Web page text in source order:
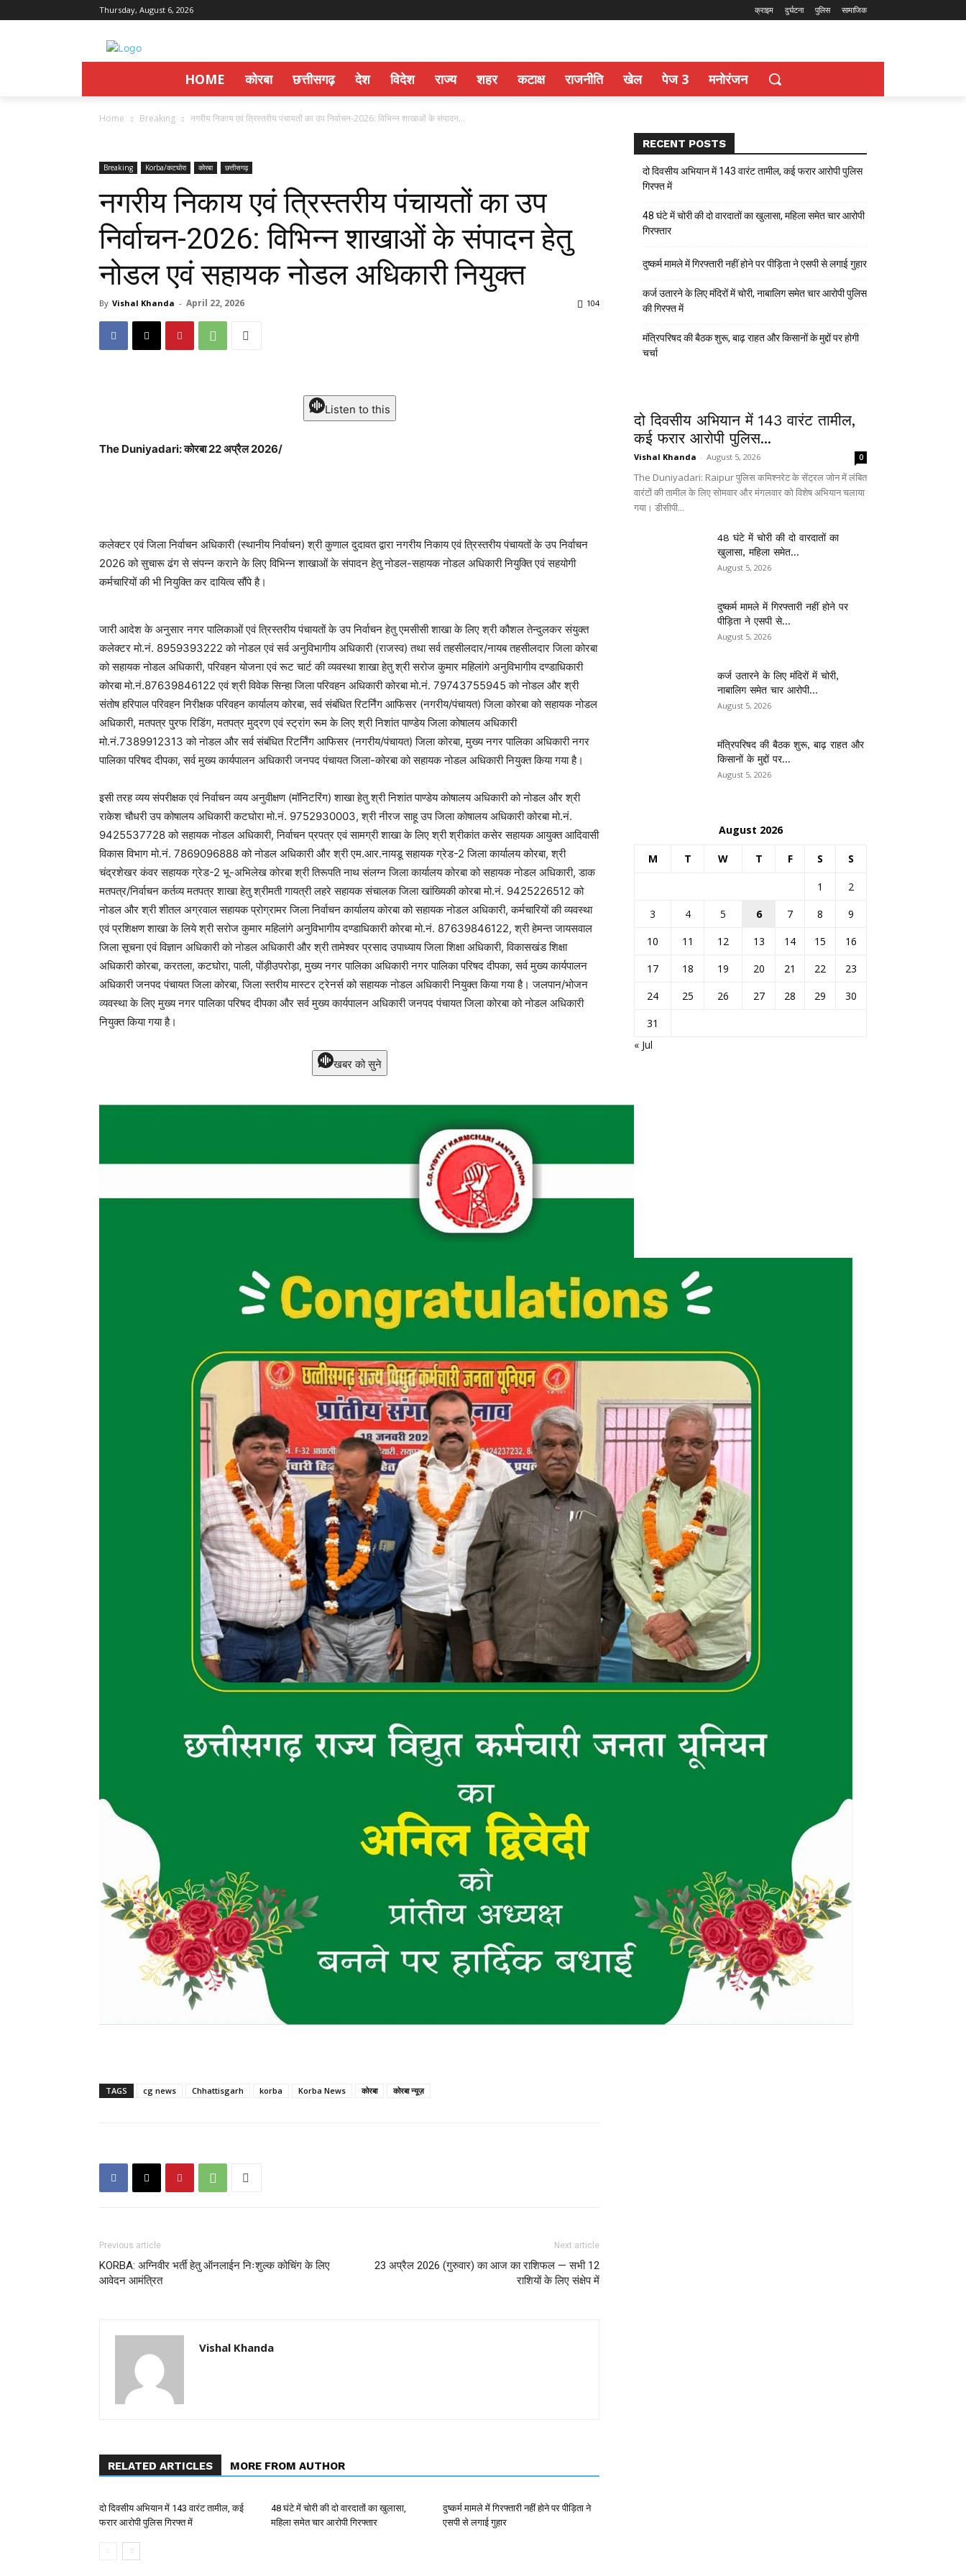
Thursday, August 6, 2026 क्राइम दुर्घटना पुलिस सामाजिक
HOME कोरबा छत्तीसगढ़ देश विदेश राज्य शहर कटाक्ष राजनीति खेल पेज 3 मनोरंजन
Home Breaking नगरीय निकाय एवं त्रिस्तरीय पंचायतों का उप निर्वाचन-2026: विभिन्न शाखाओं के संपादन...
Breaking Korba/कटघोरा कोरबा छत्तीसगढ़
नगरीय निकाय एवं त्रिस्तरीय पंचायतों का उप
निर्वाचन-2026: विभिन्न शाखाओं के संपादन हेतु
नोडल एवं सहायक नोडल अधिकारी नियुक्त
By Vishal Khanda - April 22, 2026 104
Listen to this
The Duniyadari: कोरबा 22 अप्रैल 2026/
कलेक्टर एवं जिला निर्वाचन अधिकारी (स्थानीय निर्वाचन) श्री कुणाल दुदावत द्वारा नगरीय निकाय एवं त्रिस्तरीय पंचायतों के उप निर्वाचन
2026 को सुचारू ढंग से संपन्न कराने के लिए विभिन्न शाखाओं के संपादन हेतु नोडल-सहायक नोडल अधिकारी नियुक्ति एवं सहयोगी
कर्मचारियों की भी नियुक्ति कर दायित्व सौंपे है।
जारी आदेश के अनुसार नगर पालिकाओं एवं त्रिस्तरीय पंचायतों के उप निर्वाचन हेतु एमसीसी शाखा के लिए श्री कौशल तेन्दुलकर संयुक्त
कलेक्टर मो.नं. 8959393222 को नोडल एवं सर्व अनुविभागीय अधिकारी (राजस्व) तथा सर्व तहसीलदार/नायब तहसीलदार जिला कोरबा
को सहायक नोडल अधिकारी, परिवहन योजना एवं रूट चार्ट की व्यवस्था शाखा हेतु श्री सरोज कुमार महिलांगे अनुविभागीय दण्डाधिकारी
कोरबा मो.नं.87639846122 एवं श्री विवेक सिन्हा जिला परिवहन अधिकारी कोरबा मो.नं. 79743755945 को नोडल और श्री
संतोष हरिपाल परिवहन निरीक्षक परिवहन कार्यालय कोरबा, सर्व संबंधित रिटर्निंग आफिसर (नगरीय/पंचायत) जिला कोरबा को सहायक नोडल
अधिकारी, मतपत्र पु्रफ रिडिंग, मतपत्र मुद्रण एवं स्ट्रांग रूम के लिए श्री निशांत पाण्डेय जिला कोषालय अधिकारी
मो.नं.7389912313 को नोडल और सर्व संबंधित रिटर्निंग आफिसर (नगरीय/पंचायत) जिला कोरबा, मुख्य नगर पालिका अधिकारी नगर
पालिका परिषद दीपका, सर्व मुख्य कार्यपालन अधिकारी जनपद पंचायत जिला-कोरबा को सहायक नोडल अधिकारी नियुक्त किया गया है।
इसी तरह व्यय संपरीक्षक एवं निर्वाचन व्यय अनुवीक्षण (मॉनिटरिंग) शाखा हेतु श्री निशांत पाण्डेय कोषालय अधिकारी को नोडल और श्री
राकेश चौधरी उप कोषालय अधिकारी कटघोरा मो.नं. 9752930003, श्री नीरज साहू उप जिला कोषालय अधिकारी कोरबा मो.नं.
9425537728 को सहायक नोडल अधिकारी, निर्वाचन प्रपत्र एवं सामग्री शाखा के लिए श्री श्रीकांत कसेर सहायक आयुक्त आदिवासी
विकास विभाग मो.नं. 7869096888 को नोडल अधिकारी और श्री एम.आर.नायडू सहायक ग्रेड-2 जिला कार्यालय कोरबा, श्री
चंद्रशेखर कंवर सहायक ग्रेड-2 भू-अभिलेख कोरबा श्री तिरूपति नाथ संलग्न जिला कार्यालय कोरबा को सहायक नोडल अधिकारी, डाक
मतपत्र/निर्वाचन कर्तव्य मतपत्र शाखा हेतु श्रीमती गायत्री लहरे सहायक संचालक जिला खांख्यिकी कोरबा मो.नं. 9425226512 को
नोडल और श्री शीतल अग्रवाल सहायक प्रोग्रामर जिला निर्वाचन कार्यालय कोरबा को सहायक नोडल अधिकारी, कर्मचारियों की व्यवस्था
एवं प्रशिक्षण शाखा के लिये श्री सरोज कुमार महिलांगे अनुविभागीय दण्डाधिकारी कोरबा मो.नं. 87639846122, श्री हेमन्त जायसवाल
जिला सूचना एवं विज्ञान अधिकारी को नोडल अधिकारी और श्री तामेश्वर प्रसाद उपाध्याय जिला शिक्षा अधिकारी, विकासखंड शिक्षा
अधिकारी कोरबा, करतला, कटघोरा, पाली, पोंड़ीउपरोड़ा, मुख्य नगर पालिका अधिकारी नगर पालिका परिषद दीपका, सर्व मुख्य कार्यपालन
अधिकारी जनपद पंचायत जिला कोरबा, जिला स्तरीय मास्टर ट्रेनर्स को सहायक नोडल अधिकारी नियुक्त किया गया है। जलपान/भोजन
व्यवस्था के लिए मुख्य नगर पालिका परिषद दीपका और सर्व मुख्य कार्यपालन अधिकारी जनपद पंचायत जिला कोरबा को नोडल अधिकारी
नियुक्त किया गया है।
खबर को सुने
TAGS cg news Chhattisgarh korba Korba News कोरबा कोरबा न्यूज़
Previous article
KORBA: अग्निवीर भर्ती हेतु ऑनलाईन निःशुल्क कोचिंग के लिए
आवेदन आमंत्रित
Next article
23 अप्रैल 2026 (गुरुवार) का आज का राशिफल — सभी 12
राशियों के लिए संक्षेप में
Vishal Khanda
RELATED ARTICLES MORE FROM AUTHOR
दो दिवसीय अभियान में 143 वारंट तामील, कई
फरार आरोपी पुलिस गिरफ्त में
48 घंटे में चोरी की दो वारदातों का खुलासा,
महिला समेत चार आरोपी गिरफ्तार
दुष्कर्म मामले में गिरफ्तारी नहीं होने पर पीड़िता ने
एसपी से लगाई गुहार
RECENT POSTS
दो दिवसीय अभियान में 143 वारंट तामील, कई फरार आरोपी पुलिस
गिरफ्त में
48 घंटे में चोरी की दो वारदातों का खुलासा, महिला समेत चार आरोपी
गिरफ्तार
दुष्कर्म मामले में गिरफ्तारी नहीं होने पर पीड़िता ने एसपी से लगाई गुहार
कर्ज उतारने के लिए मंदिरों में चोरी, नाबालिग समेत चार आरोपी पुलिस
की गिरफ्त में
मंत्रिपरिषद की बैठक शुरू, बाढ़ राहत और किसानों के मुद्दों पर होगी
चर्चा
दो दिवसीय अभियान में 143 वारंट तामील,
कई फरार आरोपी पुलिस...
Vishal Khanda - August 5, 2026 0
The Duniyadari: Raipur पुलिस कमिश्नरेट के सेंट्रल जोन में लंबित
वारंटों की तामील के लिए सोमवार और मंगलवार को विशेष अभियान चलाया
गया। डीसीपी...
48 घंटे में चोरी की दो वारदातों का
खुलासा, महिला समेत...
August 5, 2026
दुष्कर्म मामले में गिरफ्तारी नहीं होने पर
पीड़िता ने एसपी से...
August 5, 2026
कर्ज उतारने के लिए मंदिरों में चोरी,
नाबालिग समेत चार आरोपी...
August 5, 2026
मंत्रिपरिषद की बैठक शुरू, बाढ़ राहत और
किसानों के मुद्दों पर...
August 5, 2026
August 2026
M T W T F S S
1
2
3
4 5 6 7 8
9
10
11 12 13 14 15
16
17
18 19 20 21 22
23
24
25 26 27 28 29
30
31
« Jul